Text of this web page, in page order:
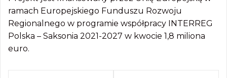
ramach Europejskiego Funduszu Rozwoju
Regionalnego w programie współpracy INTERREG
Polska – Saksonia 2021-2027 w kwocie 1,8 miliona
euro.